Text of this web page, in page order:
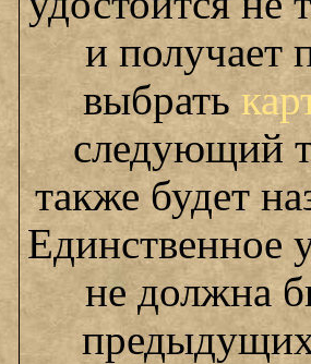
и получает
выбрать
следующий
также будет
Единственное
не должна
предыдущих